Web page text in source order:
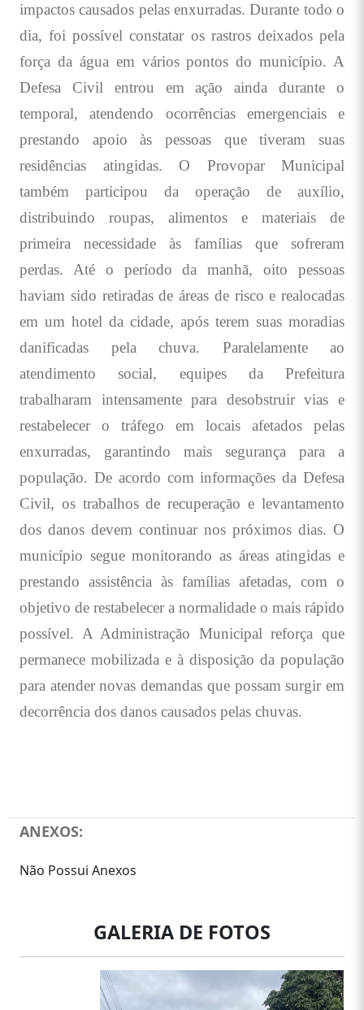
impactos causados pelas enxurradas. Durante todo o
dia, foi possível constatar os rastros deixados pela
força da água em vários pontos do município. A
Defesa Civil entrou em ação ainda durante o
temporal, atendendo ocorrências emergenciais e
prestando apoio às pessoas que tiveram suas
residências atingidas. O Provopar Municipal
também participou da operação de auxílio,
distribuindo roupas, alimentos e materiais de
primeira necessidade às famílias que sofreram
perdas. Até o período da manhã, oito pessoas
haviam sido retiradas de áreas de risco e realocadas
em um hotel da cidade, após terem suas moradias
danificadas pela chuva. Paralelamente ao
atendimento social, equipes da Prefeitura
trabalharam intensamente para desobstruir vias e
restabelecer o tráfego em locais afetados pelas
enxurradas, garantindo mais segurança para a
população. De acordo com informações da Defesa
Civil, os trabalhos de recuperação e levantamento
dos danos devem continuar nos próximos dias. O
município segue monitorando as áreas atingidas e
prestando assistência às famílias afetadas, com o
objetivo de restabelecer a normalidade o mais rápido
possível. A Administração Municipal reforça que
permanece mobilizada e à disposição da população
para atender novas demandas que possam surgir em
decorrência dos danos causados pelas chuvas.
ANEXOS:
Não Possui Anexos
GALERIA DE FOTOS